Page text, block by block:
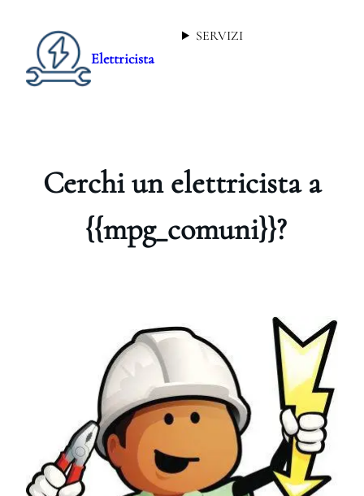
Elettricista
SERVIZI
Cerchi un elettricista a
{{mpg_comuni}}?